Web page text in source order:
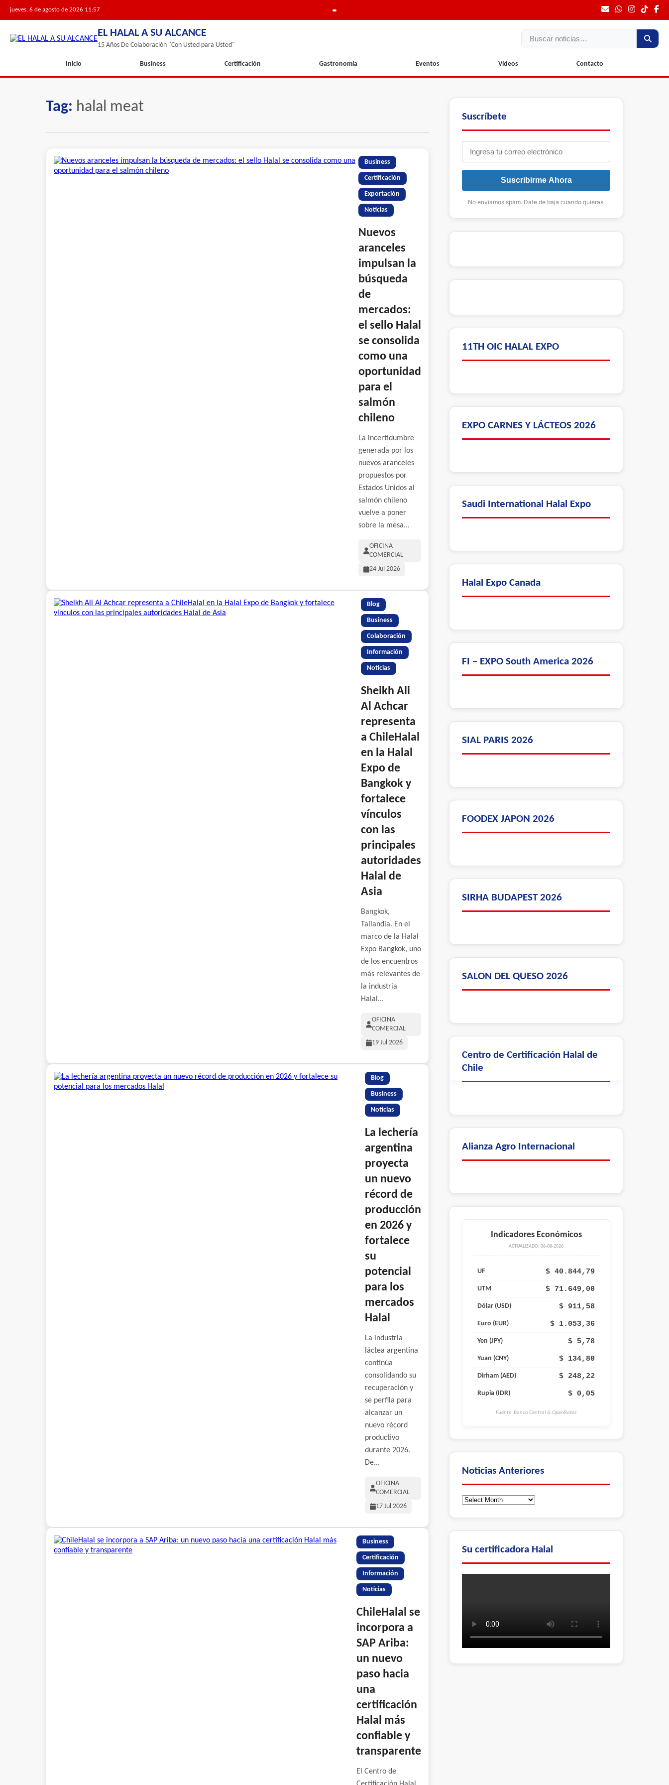
jueves, 6 de agosto de 2026 11:57
EL HALAL A SU ALCANCE
15 Años De Colaboración "Con Usted para Usted"
Buscar
Inicio Business Certificación Gastronomía Eventos Vídeos Contacto
Tag: halal meat
Business
Certificación
Exportación
Noticias
Nuevos
aranceles
impulsan la
búsqueda
de
mercados:
el sello Halal
se consolida
como una
oportunidad
para el
salmón
chileno
La incertidumbre
generada por los
nuevos aranceles
propuestos por
Estados Unidos al
salmón chileno
vuelve a poner
sobre la mesa...
OFICINA
COMERCIAL
24 Jul 2026
Blog
Business
Colaboración
Información
Noticias
Sheikh Ali
Al Achcar
representa
a ChileHalal
en la Halal
Expo de
Bangkok y
fortalece
vínculos
con las
principales
autoridades
Halal de
Asia
Bangkok,
Tailandia. En el
marco de la Halal
Expo Bangkok, uno
de los encuentros
más relevantes de
la industria
Halal...
OFICINA
COMERCIAL
19 Jul 2026
Blog
Business
Noticias
La lechería
argentina
proyecta
un nuevo
récord de
producción
en 2026 y
fortalece
su
potencial
para los
mercados
Halal
La industria
láctea argentina
continúa
consolidando su
recuperación y
se perfila para
alcanzar un
nuevo récord
productivo
durante 2026.
De...
OFICINA
COMERCIAL
17 Jul 2026
Business
Certificación
Información
Noticias
ChileHalal se
incorpora a
SAP Ariba:
un nuevo
paso hacia
una
certificación
Halal más
confiable y
transparente
El Centro de
Suscríbete
Suscribirme Ahora
No enviamos spam. Date de baja cuando quieras.
11TH OIC HALAL EXPO
EXPO CARNES Y LÁCTEOS 2026
Saudi International Halal Expo
Halal Expo Canada
FI – EXPO South America 2026
SIAL PARIS 2026
FOODEX JAPON 2026
SIRHA BUDAPEST 2026
SALON DEL QUESO 2026
Centro de Certificación Halal de
Chile
Alianza Agro Internacional
Indicadores Económicos
ACTUALIZADO: 06-08-2026
UF $ 40.844,79
UTM $ 71.649,00
Dólar (USD) $ 911,58
Euro (EUR) $ 1.053,36
Yen (JPY) $ 5,78
Yuan (CNY) $ 134,80
Dirham (AED) $ 248,22
Rupia (IDR) $ 0,05
Fuente: Banco Central & OpenRates
Noticias Anteriores
Noticias
Su certificadora Halal